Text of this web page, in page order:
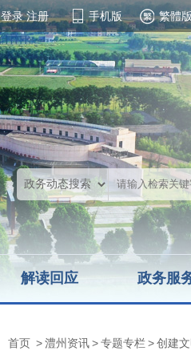
登录 注册 手机版 繁體
解读回应 政务服
首页 >澧州资讯>专题专栏>创建